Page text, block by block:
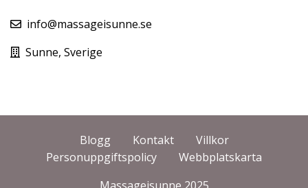
info@massageisunne.se
Sunne, Sverige
Blogg Kontakt
Villkor
Personuppgiftspolicy
Webbplatskarta